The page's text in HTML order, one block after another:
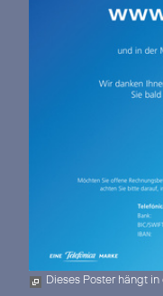
Dieses Poster hängt in